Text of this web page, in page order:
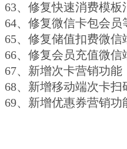
63、修复快速消费模板
64、修复微信卡包会
65、修复储值扣费微
66、修复会员充值微
67、新增次卡营销功能
68、新增移动端次卡扫
69、新增优惠券营销功